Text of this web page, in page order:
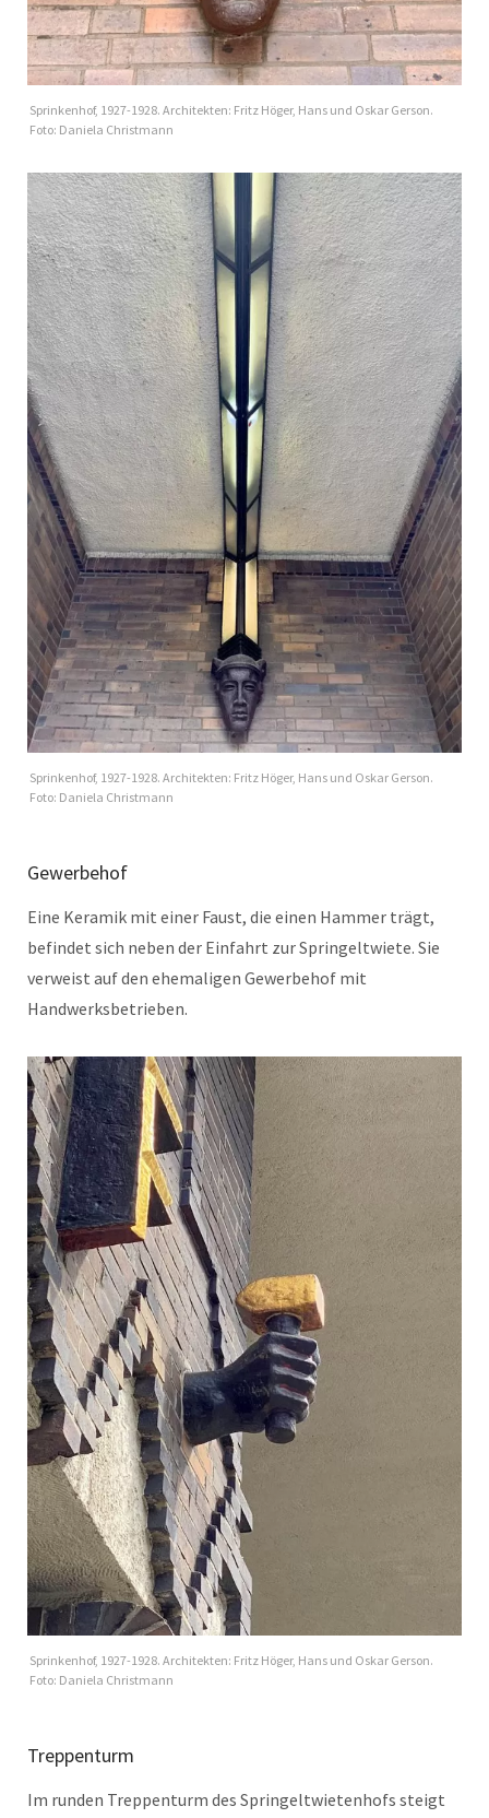
Sprinkenhof, 1927-1928. Architekten: Fritz Höger, Hans und Oskar Gerson.
Foto: Daniela Christmann
Sprinkenhof, 1927-1928. Architekten: Fritz Höger, Hans und Oskar Gerson.
Foto: Daniela Christmann
Gewerbehof
Eine Keramik mit einer Faust, die einen Hammer trägt,
befindet sich neben der Einfahrt zur Springeltwiete. Sie
verweist auf den ehemaligen Gewerbehof mit
Handwerksbetrieben.
Sprinkenhof, 1927-1928. Architekten: Fritz Höger, Hans und Oskar Gerson.
Foto: Daniela Christmann
Treppenturm
Im runden Treppenturm des Springeltwietenhofs steigt